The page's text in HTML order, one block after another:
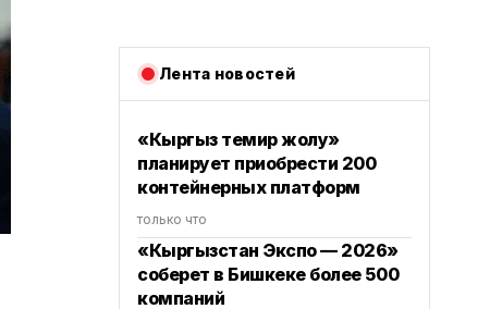
Лента новостей
«Кыргыз темир жолу»
планирует приобрести 200
контейнерных платформ
только что
«Кыргызстан Экспо — 2026»
соберет в Бишкеке более 500
компаний